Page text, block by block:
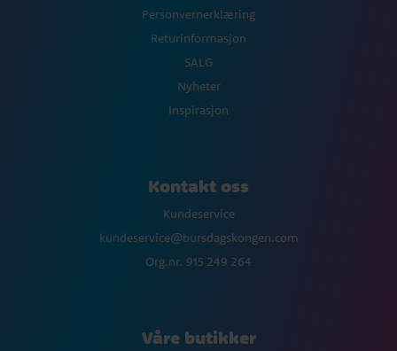
Personvernerklæring
Returinformasjon
SALG
Nyheter
Inspirasjon
Kontakt oss
Kundeservice
kundeservice@bursdagskongen.com
Org.nr. 915 249 264
Våre butikker